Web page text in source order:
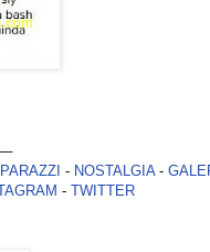
- NOSTALGIA-
- TWITTER